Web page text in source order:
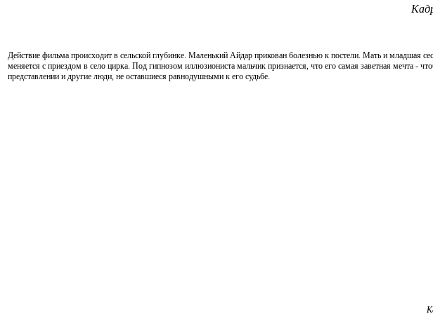
Действие фильма происходит в сельской глубинке. Маленький Айдар прикован болезнью к постели. Мать и младшая
меняется с приездом в село цирка. Под гипнозом иллюзиониста мальчик признается, что его самая заветная мечта
представлении и другие люди, не оставшиеся равнодушными к его судьбе.